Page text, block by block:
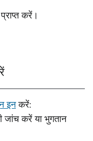
करें।
इनकरें:
जांच करें या भुगतान